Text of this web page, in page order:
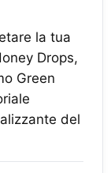
la tua
Drops,
Green
del